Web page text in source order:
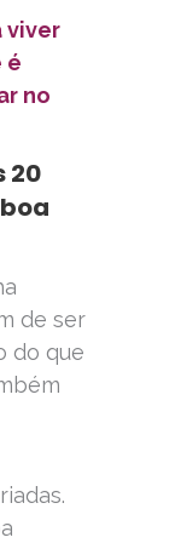
viver
é
no
20
de ser
do que